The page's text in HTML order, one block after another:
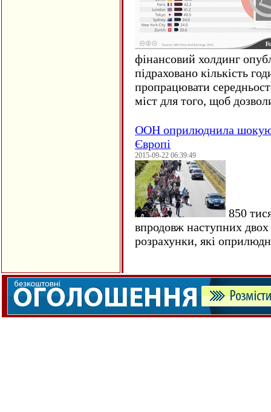
фінансовий холдинг
підраховано кількість
пропрацювати
міст для того, щоб
ООН оприлюднила
Європі
2015-09-22 06:39:49
850
впродовж наступних
розрахунки, які